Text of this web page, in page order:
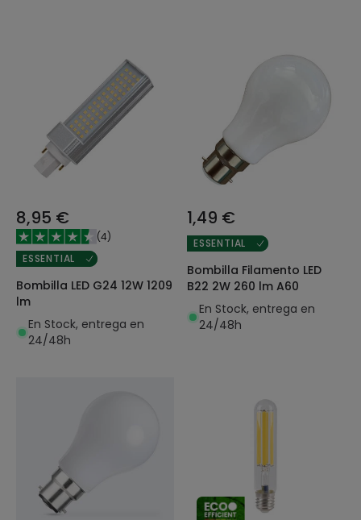
8,95 €
(4)
ESSENTIAL
Bombilla LED G24 12W 1209
lm
En Stock, entrega en
24/48h
1,49 €
ESSENTIAL
Bombilla Filamento LED
B22 2W 260 lm A60
En Stock, entrega en
24/48h